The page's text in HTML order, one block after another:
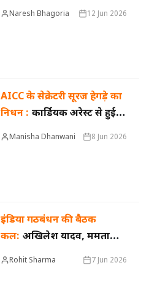
में कांग्रेस ने जीत ली चार में से
Naresh Bhagoria 12 Jun 2026
AICC के सेक्रेटरी सूरज हेगड़े का
निधन : कार्डियक अरेस्ट से हुई
मौत, राहुल-खड़गे समेत कई
Manisha Dhanwani 8 Jun 2026
इंडिया गठबंधन की बैठक
कल: अखिलेश यादव, ममता
बनर्जी होंगी शामिल, जानिए बैठक
Rohit Sharma 7 Jun 2026